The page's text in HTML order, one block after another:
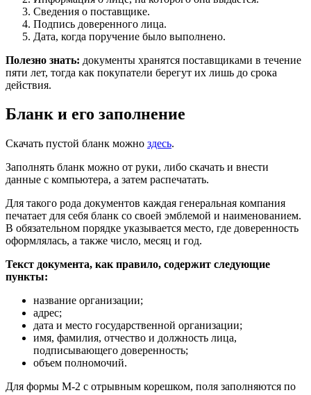
Сведения о поставщике.
Подпись доверенного лица.
Дата, когда поручение было выполнено.
Полезно знать: документы хранятся поставщиками в течение
пяти лет, тогда как покупатели берегут их лишь до срока
действия.
Бланк и его заполнение
Скачать пустой бланк можно здесь.
Заполнять бланк можно от руки, либо скачать и внести
данные с компьютера, а затем распечатать.
Для такого рода документов каждая генеральная компания
печатает для себя бланк со своей эмблемой и наименованием.
В обязательном порядке указывается место, где доверенность
оформлялась, а также число, месяц и год.
Текст документа, как правило, содержит следующие
пункты:
название организации;
адрес;
дата и место государственной организации;
имя, фамилия, отчество и должность лица,
подписывающего доверенность;
объем полномочий.
Для формы М-2 с отрывным корешком, поля заполняются по